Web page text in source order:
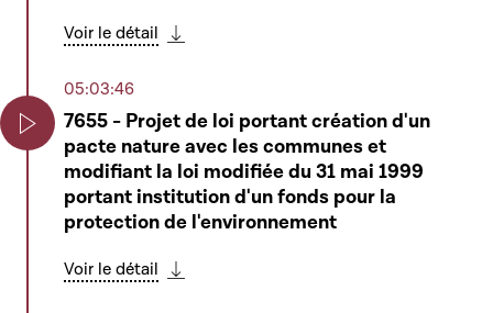
Voir le détail
05:03:46
7655 - Projet de loi portant création d'un
pacte nature avec les communes et
modifiant la loi modifiée du 31 mai 1999
portant institution d'un fonds pour la
protection de l'environnement
Voir le détail
Play